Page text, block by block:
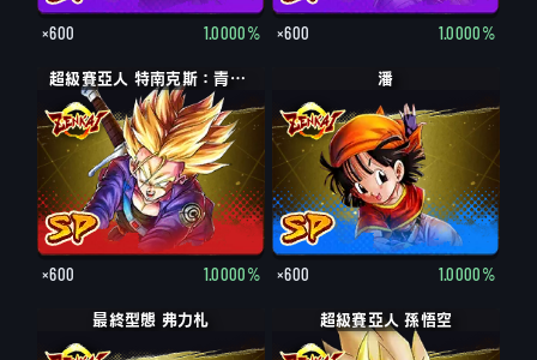
×600 1.0000% ×600 1.0000%
超級賽亞人 特南克斯：青年期
×600 1.0000%
潘
×600 1.0000%
最終型態 弗力札 超級賽亞人 孫悟空